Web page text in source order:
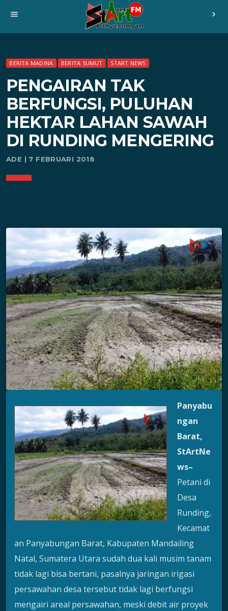
menu chevron_right
BERITA MADINA BERITA SUMUT START NEWS
PENGAIRAN TAK
BERFUNGSI, PULUHAN
HEKTAR LAHAN SAWAH
DI RUNDING MENGERING
ADE | 7 FEBRUARI 2018
Panyabu
ngan
Barat,
StArtNe
ws–
Petani di
Desa
Runding,
Kecamat
an Panyabungan Barat, Kabupaten Mandailing
Natal, Sumatera Utara sudah dua kali musim tanam
tidak lagi bisa bertani, pasalnya jaringan irigasi
persawahan desa tersebut tidak lagi berfungsi
mengairi areal persawahan, meski debit air proyek